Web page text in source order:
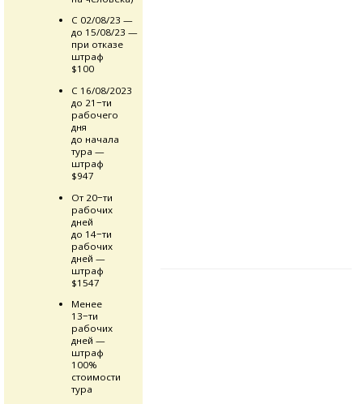
С 02/08/23 —
до 15/08/23 —
при отказе
штраф
$100
С 16/08/2023
до 21−ти
рабочего
дня
до начала
тура —
штраф
$947
От 20−ти
рабочих
дней
до 14−ти
рабочих
дней —
штраф
$1547
Менее
13−ти
рабочих
дней —
штраф
100%
стоимости
тура